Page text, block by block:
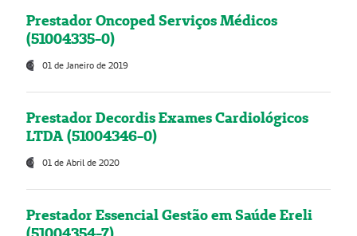
Prestador Oncoped Serviços Médicos
(51004335-0)
01 de Janeiro de 2019
Prestador Decordis Exames Cardiológicos
LTDA (51004346-0)
01 de Abril de 2020
Prestador Essencial Gestão em Saúde Ereli